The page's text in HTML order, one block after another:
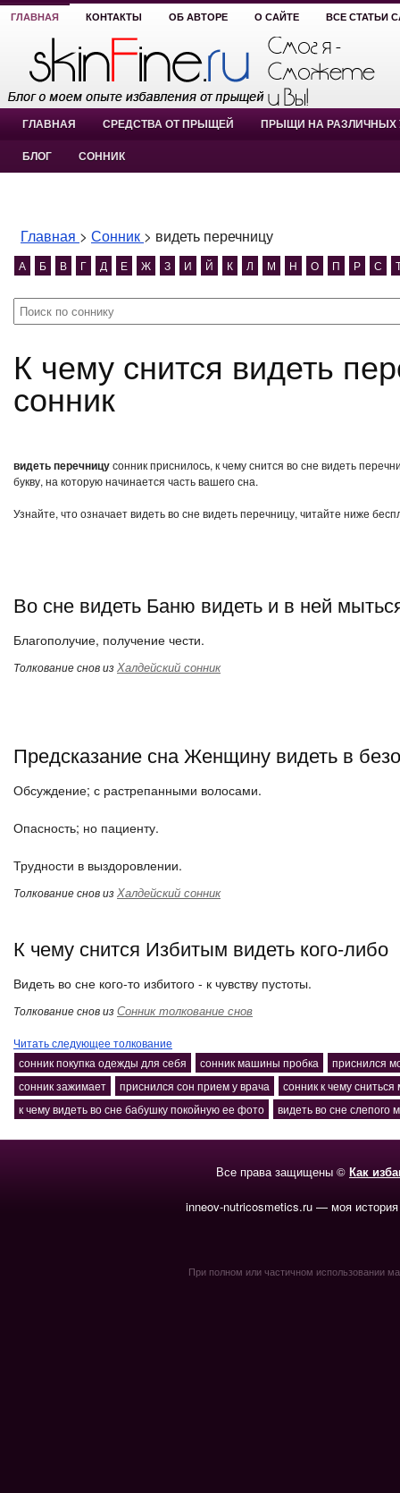
ГЛАВНАЯ КОНТАКТЫ ОБ АВТОРЕ О САЙТЕ ВСЕ СТАТЬИ
ГЛАВНАЯ СРЕДСТВА ОТ ПРЫЩЕЙ ПРЫЩИ НА РАЗЛИЧНЫХ
БЛОГ СОННИК
Главная > Сонник > видеть перечницу
А Б В Г Д Е Ж З И Й К Л М Н О П Р С
К чему снится видеть перечницу? видеть перечницу
сонник
видеть перечницусонник приснилось, к чему снится во сне видеть
букву, на которую начинается часть вашего сна.
Узнайте, что означает видеть во сне видеть перечницу, читайте ниже
Во сне видеть Баню видеть и в ней
Благополучие, получение чести.
Толкование снов изХалдейский сонник
Предсказание сна Женщину видеть в
Обсуждение; с растрепанными волосами.
Опасность; но пациенту.
Трудности в выздоровлении.
Толкование снов изХалдейский сонник
К чему снится Избитым видеть кого-либо
Видеть во сне кого-то избитого - к чувству пустоты.
Толкование снов изСонник толкование снов
Читать следующее толкование
сонник покупка одежды для себя
сонник машины пробка
приснился
сонник зажимает
приснился сон прием у врача
сонник к чему
к чему видеть во сне бабушку покойную ее фото
видеть во сне слепого
Все права защищены © Как
inneov-nutricosmetics.ru — моя
При полном или частичном использовании